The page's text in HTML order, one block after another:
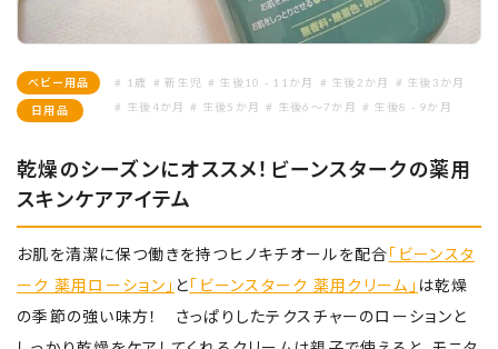
ベビー用品
日用品
# 1歳 # 新生児 # 生後10 - 11か月 # 生後2か月
# 生後3か月
# 生後4か月
# 生後5か月 # 生後6～7か月 # 生後8 - 9か月
乾燥のシーズンにオススメ！ビーンスタークの薬用
スキンケアアイテム
お肌を清潔に保つ働きを持つヒノキチオールを配合「ビーンスタ
ーク 薬用ローション」 と「ビーンスターク 薬用クリーム」 は乾燥
の季節の強い味方！ さっぱりしたテクスチャーのローションと